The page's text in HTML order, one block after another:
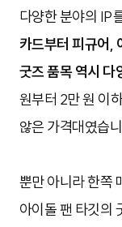
다양한 분야의 IP
카드부터 피규어,
굿즈 품목 역시 다
원부터 2만 원 이
않은 가격대였습
뿐만 아니라 한쪽
아이돌 팬 타깃의